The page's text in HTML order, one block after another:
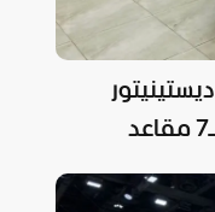
2026 في مصر.. سيارة جديدة بـ7 مقاعد